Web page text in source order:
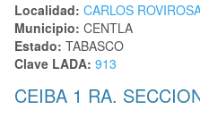
Localidad: CARLOS
Municipio: CENTLA
Estado: TABASCO
Clave LADA: 913
CEIBA 1 RA.